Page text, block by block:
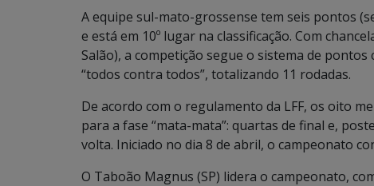
A equipe sul-mato-grossense tem seis pontos
e está em 10º lugar na classificação. Com
Salão), a competição segue o sistema de
“todos contra todos”, totalizando 11 rodadas.
De acordo com o regulamento da LFF, os oito
para a fase “mata-mata”: quartas de final e,
volta. Iniciado no dia 8 de abril, o campeonato
O Taboão Magnus (SP) lidera o campeonato,